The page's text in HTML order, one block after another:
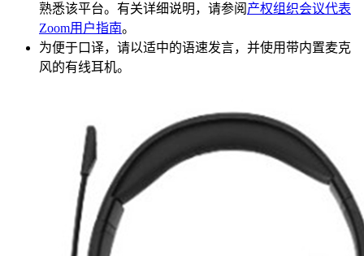
熟悉该平台。有关详细说明，请参阅 产权组织会议代表
Zoom用户指南。
为便于口译，请以适中的语速发言，并使用带内置麦克
风的有线耳机。